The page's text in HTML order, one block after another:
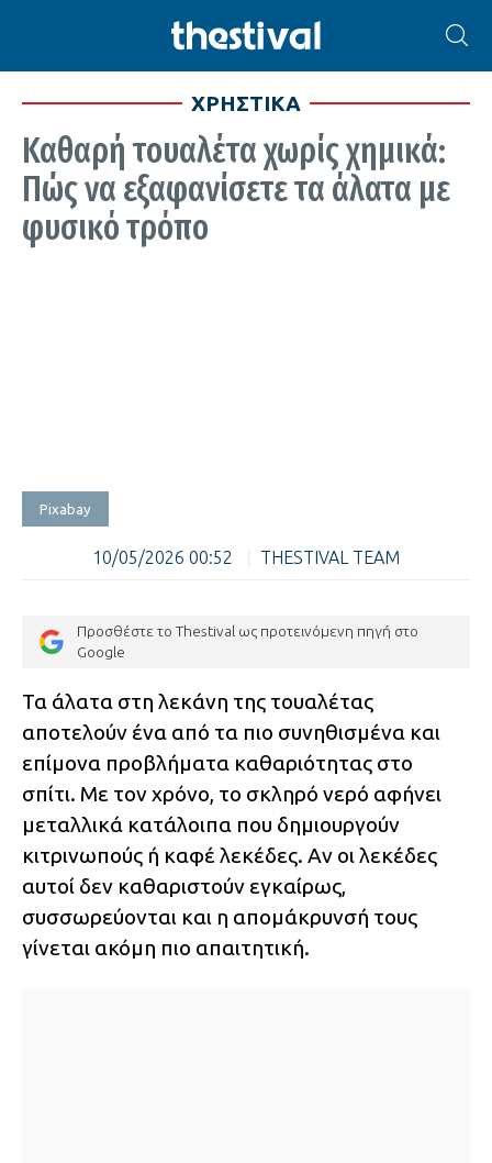
ΧΡΗΣΤΙΚΑ
Καθαρή τουαλέτα χωρίς χημικά:
Πώς να εξαφανίσετε τα άλατα με
φυσικό τρόπο
Pixabay
10/05/2026 00:52 THESTIVAL TEAM
Προσθέστε το Thestival ως προτεινόμενη πηγή στο
Google
Τα άλατα στη λεκάνη της τουαλέτας
αποτελούν ένα από τα πιο συνηθισμένα και
επίμονα προβλήματα καθαριότητας στο
σπίτι. Με τον χρόνο, το σκληρό νερό αφήνει
μεταλλικά κατάλοιπα που δημιουργούν
κιτρινωπούς ή καφέ λεκέδες. Αν οι λεκέδες
αυτοί δεν καθαριστούν εγκαίρως,
συσσωρεύονται και η απομάκρυνσή τους
γίνεται ακόμη πιο απαιτητική.